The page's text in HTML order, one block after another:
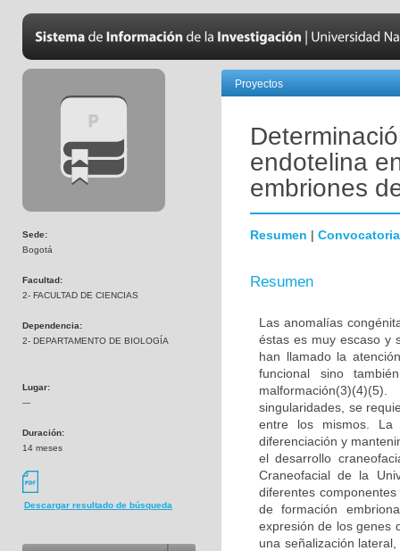
Sede:
Bogotá
Facultad:
2- FACULTAD DE CIENCIAS
Dependencia:
2- DEPARTAMENTO DE BIOLOGÍA
Lugar:
---
Duración:
14 meses
Descargar resultado de búsqueda
Proyectos
endotelina
embriones
Resumen | Convocatoria
Resumen
Las anomalías
éstas es muy escaso y
han llamado la
funcional sino
singularidades, se
entre los mismos. La
diferenciación y
el desarrollo
Craneofacial de la
diferentes
de formación
expresión de los genes
una señalización